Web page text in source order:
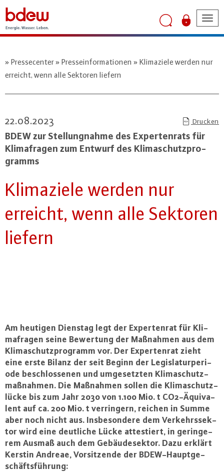
Pressecenter Presseinformationen
Klimaziele werden nur
erreicht, wenn alle Sektoren liefern
22.08.2023 Drucken
BDEW zur Stel­lung­nah­me des Ex­per­ten­rats für
Kli­ma­f­ra­gen zum Entwurf des Kli­ma­schutz­pro­
gramms
Kli­ma­zie­le werden nur
erreicht, wenn alle Sektoren
liefern
Am heutigen Dienstag legt der Ex­per­ten­rat für Kli­
ma­f­ra­gen seine Bewertung der Maßnahmen aus dem
Kli­ma­schutz­pro­gramm vor. Der Ex­per­ten­rat zieht
eine erste Bilanz der seit Beginn der Le­gis­la­tur­pe­ri­
ode be­schlos­se­nen und um­ge­setz­ten Kli­ma­schutz­
maß­nah­men. Die Maßnahmen sollen die Kli­ma­schutz­
lü­cke bis zum Jahr 2030 von 1.100 Mio. t CO2-Äqui­va­
lent auf ca. 200 Mio. t ver­rin­gern, reichen in Summe
aber noch nicht aus. Ins­be­son­de­re dem Ver­kehrs­sek­
tor wird eine deutliche Lücke at­tes­tiert, in ge­rin­ge­
rem Ausmaß auch dem Ge­bäu­de­sek­tor. Dazu erklärt
Kerstin Andreae, Vor­sit­zen­de der BDEW-Haupt­ge­
schäfts­füh­rung: